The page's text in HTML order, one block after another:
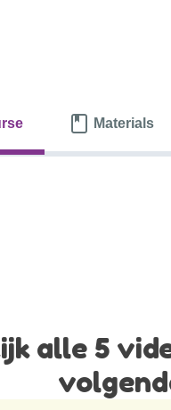
Materials
alle 5